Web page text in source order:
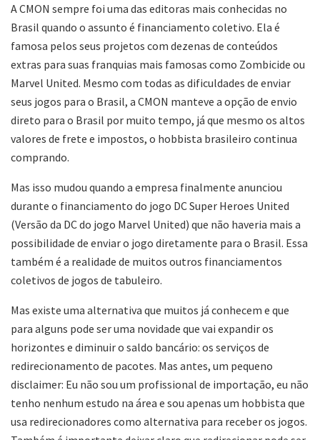
A CMON sempre foi uma das editoras mais conhecidas no
Brasil quando o assunto é financiamento coletivo. Ela é
famosa pelos seus projetos com dezenas de conteúdos
extras para suas franquias mais famosas como Zombicide ou
Marvel United. Mesmo com todas as dificuldades de enviar
seus jogos para o Brasil, a CMON manteve a opção de envio
direto para o Brasil por muito tempo, já que mesmo os altos
valores de frete e impostos, o hobbista brasileiro continua
comprando.
Mas isso mudou quando a empresa finalmente anunciou
durante o financiamento do jogo DC Super Heroes United
(Versão da DC do jogo Marvel United) que não haveria mais a
possibilidade de enviar o jogo diretamente para o Brasil. Essa
também é a realidade de muitos outros financiamentos
coletivos de jogos de tabuleiro.
Mas existe uma alternativa que muitos já conhecem e que
para alguns pode ser uma novidade que vai expandir os
horizontes e diminuir o saldo bancário: os serviços de
redirecionamento de pacotes. Mas antes, um pequeno
disclaimer: Eu não sou um profissional de importação, eu não
tenho nenhum estudo na área e sou apenas um hobbista que
usa redirecionadores como alternativa para receber os jogos.